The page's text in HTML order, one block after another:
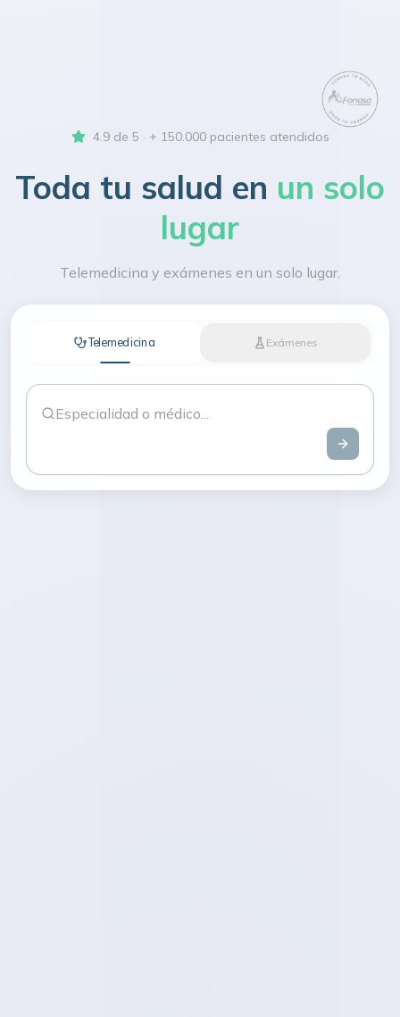
4.9 de 5 · + 150.000 pacientes atendidos
Toda tu salud en un solo
lugar
Telemedicina y exámenes en un solo lugar.
Telemedicina Exámenes